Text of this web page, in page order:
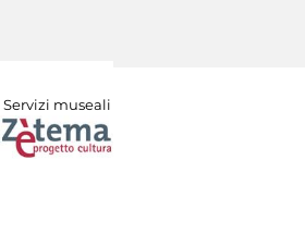
Servizi museali